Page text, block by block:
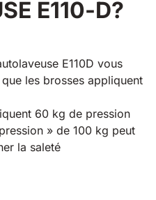
E110-D?
E110D vous
les brosses appliquent
60 kg de pression
» de 100 kg peut
la saleté